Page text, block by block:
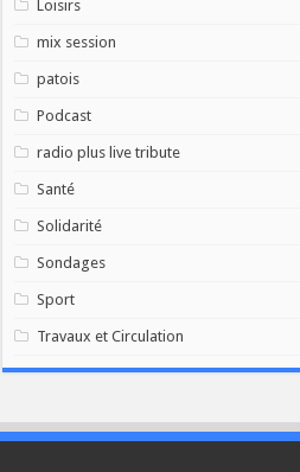
Loisirs
mix session
patois
Podcast
radio plus live tribute
Santé
Solidarité
Sondages
Sport
Travaux et Circulation